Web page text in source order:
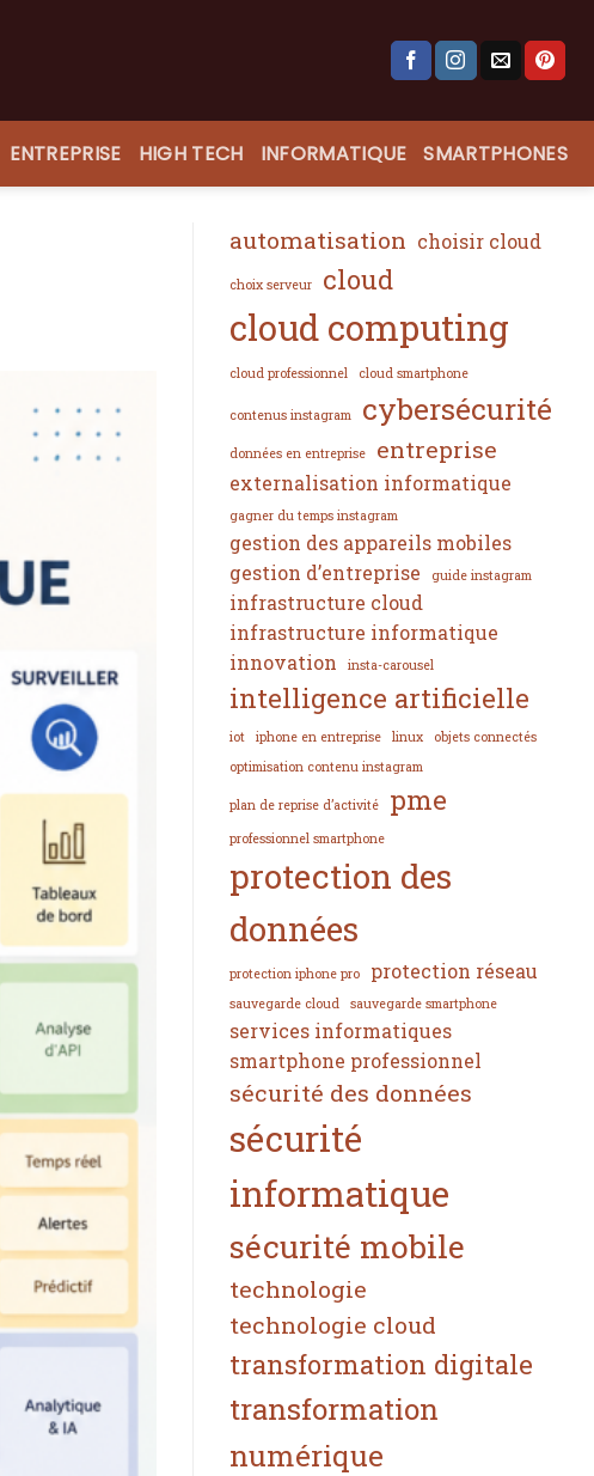
ENTREPRISE HIGH TECH INFORMATIQUE SMARTPHONES
automatisation choisir cloud
choix serveur cloud
cloud computing
cloud professionnel cloud smartphone
contenus instagram cybersécurité
données en entreprise entreprise
externalisation informatique
gagner du temps instagram
gestion des appareils mobiles
gestion d’entreprise
guide instagram
infrastructure cloud
infrastructure informatique
innovation
insta-carousel
intelligence artificielle
iot iphone en entreprise linux
objets connectés
optimisation contenu instagram
plan de reprise d’activité pme
professionnel smartphone
protection des
données
protection iphone pro protection réseau
sauvegarde cloud sauvegarde smartphone
services informatiques
smartphone professionnel
sécurité des données
sécurité
informatique
sécurité mobile
technologie
technologie cloud
transformation digitale
transformation
numérique